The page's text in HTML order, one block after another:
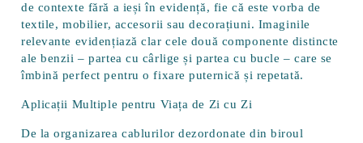
de contexte fără a ieși în evidență, fie că este vorba de
textile, mobilier, accesorii sau decorațiuni. Imaginile
relevante evidențiază clar cele două componente distincte
ale benzii – partea cu cârlige și partea cu bucle – care se
îmbină perfect pentru o fixare puternică și repetată.
Aplicații Multiple pentru Viața de Zi cu Zi
De la organizarea cablurilor dezordonate din biroul